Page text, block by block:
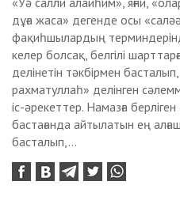
дұға жаса» дегенде осы
фақиһшылардың
келер болсақ, белгілі
делінетін тәкбірмен
рахматуллаһ» делінген
іс-әрекеттер. Намазға
бастағанда айтылатын ең
басталып,...